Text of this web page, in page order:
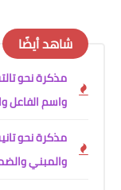
شاهد أيضًا
واسم الفاعل
والمبني